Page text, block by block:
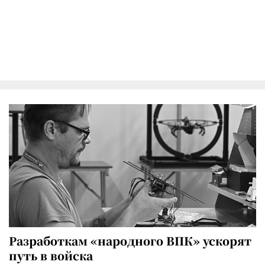
Разработкам «народного ВПК» ускорят
путь в войска